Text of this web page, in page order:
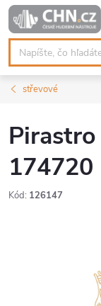
Prejsť
na
obsah
střevové
174720
Kód: 126147